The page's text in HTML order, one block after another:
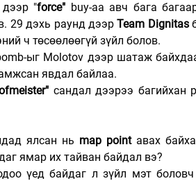
дээр "force" buy-aa авч бага
29 дэхь раунд дээр Team Dignitas
ч төсөөлөөгүй зүйл болов.
ыг Molotov дээр шатаж
явдал байлаа.
сандал дээрээ багийхан
ялсан нь map point авах
ямар их тайван байдал вэ?
үед байдаг л зүйл мэт